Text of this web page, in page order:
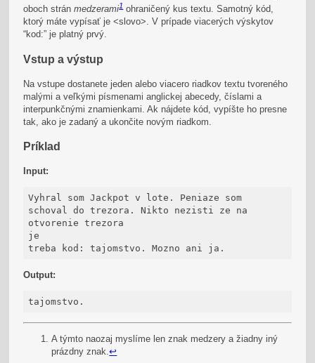
oboch stránmedzerami1ohraničený kus textu. Samotný kód,
ktorý máte vypísať je <slovo>. V prípade viacerých výskytov
“kod:” je platný prvý.
Vstup a výstup
Na vstupe dostanete jeden alebo viacero riadkov textu tvoreného
malými a veľkými písmenami anglickej abecedy, číslami a
interpunkčnými znamienkami. Ak nájdete kód, vypíšte ho presne
tak, ako je zadaný a ukončite novým riadkom.
Príklad
Input:
Vyhral som Jackpot v lote. Peniaze som
schoval do trezora. Nikto nezisti ze na
otvorenie trezora
je
treba kod: tajomstvo. Mozno ani ja.
Output:
tajomstvo.
A týmto naozaj myslíme len znak medzery a žiadny iný
prázdny znak.↩︎